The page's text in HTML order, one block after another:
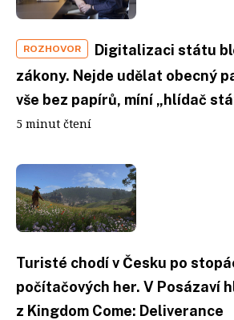
ROZHOVOR
Digitalizaci státu
zákony. Nejde udělat obecný
vše bez papírů, míní „hlídač
5 minut čtení
Turisté chodí v Česku po
počítačových her. V Posázaví
z Kingdom Come: Deliverance